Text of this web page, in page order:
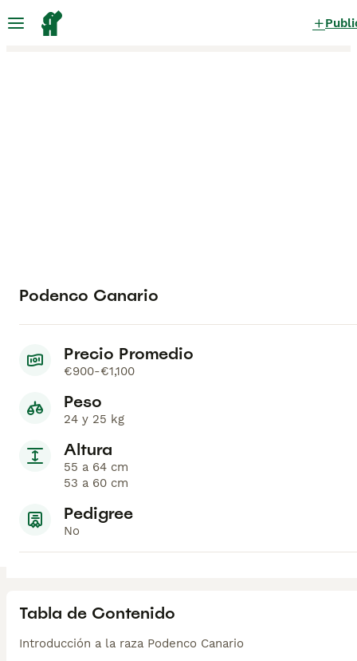
Podenco Canario
Precio Promedio
€900-€1,100
Peso
24 y 25 kg
Altura
55 a 64 cm
53 a 60 cm
Pedigree
No
Tabla de Contenido
Introducción a la raza Podenco Canario